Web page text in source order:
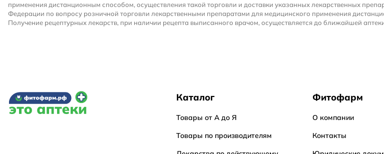
применения дистанционным способом, осуществления такой торговли и доставки указанных лекарственных
Федерации по вопросу розничной торговли лекарственными препаратами для медицинского применения
Получение рецептурных лекарств, при наличии рецепта выписанного врачом, осуществляется до ближайшей
Каталог
Товары от А до Я
Товары по производителям
Фитофарм
О компании
Контакты